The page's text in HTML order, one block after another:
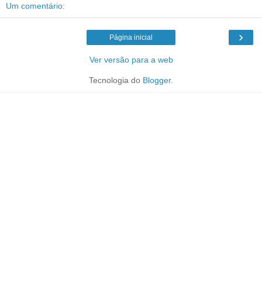
Um comentário:
›
Página inicial
Ver versão para a web
Tecnologia do Blogger.